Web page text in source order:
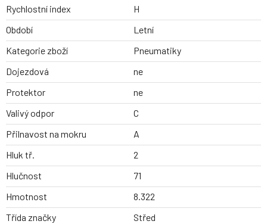
Rychlostní index
H
Období
Letní
Kategorie zboží
Pneumatiky
Dojezdová
ne
Protektor
ne
Valivý odpor
C
Přilnavost na mokru
A
Hluk tř.
2
Hlučnost
71
Hmotnost
8.322
Třída značky
Střed